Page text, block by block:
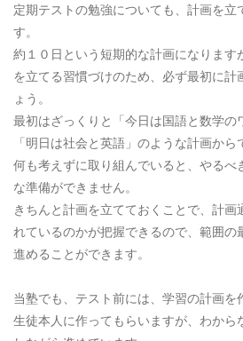
定期テストの勉強についても、計画を
す。
約１０日という短期的な計画になります
を立てる習慣づけのため、必ず最初に計
ょう。
最初はざっくりと「今日は国語と数学の
「明日は社会と英語」のような計画から
何も考えずに取り組んでいると、やるべ
な準備ができません。
きちんと計画を立てておくことで、計画
れているのかが把握できるので、範囲の
進めることができます。
当塾でも、テスト前には、学習の計画を
生徒本人に作ってもらいますが、わから